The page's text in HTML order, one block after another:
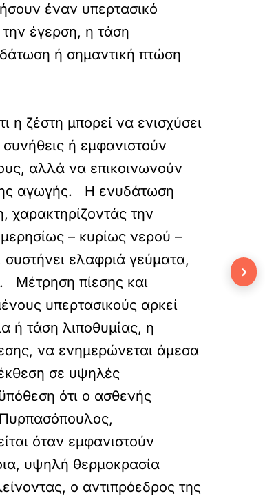
έναν υπερτασικό
έγερση, η τάση
ή σημαντική πτώση
η ζέστη μπορεί να ενισχύσει
ή εμφανιστούν
αλλά να επικοινωνούν
αγωγής. Η ενυδάτωση
χαρακτηρίζοντάς την
– κυρίως νερού –
ελαφριά γεύματα,
Μέτρηση πίεσης και
υπερτασικούς αρκεί
ή τάση λιποθυμίας, η
να ενημερώνεται άμεσα
σε υψηλές
ότι ο ασθενής
όταν εμφανιστούν
υψηλή θερμοκρασία
ο αντιπρόεδρος της
›